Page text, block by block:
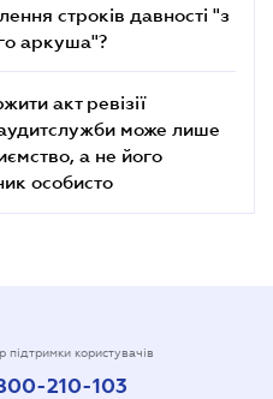
строків давності "з
аркуша"?
акт ревізії
може лише
а не його
особисто
підтримки користувачів
210-103